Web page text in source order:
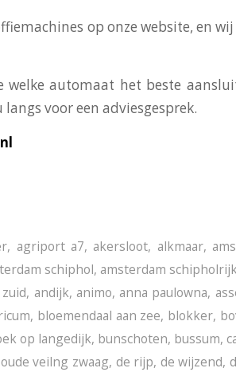
op onze website, en
welke automaat het beste
voor een adviesgesprek.
, agriport a7, akersloot, alkmaar,
schiphol, amsterdam schipholrijk
, andijk, animo, anna paulowna,
, bloemendaal aan zee, blokker,
op langedijk, bunschoten, bussum,
veilng zwaag, de rijp, de wijzend,